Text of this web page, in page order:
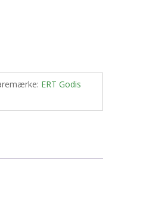
ERT Godis